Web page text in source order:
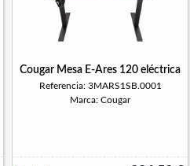
Cougar Mesa E-Ares 120 eléctrica
Referencia: 3MARS1SB.0001
Marca: Cougar